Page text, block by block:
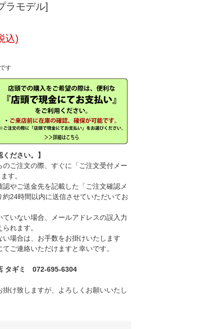
ラモデル]
込)
す
ださい。】
ご注文の際、すぐに「ご注文受付メー
す。
やご送金先を記載した「ご注文確認メ
約24時間以内に送信させていただいてお
いない場合、メールアドレスの誤入力
れます。
場合は、お手数をお掛けいたします
ご連絡いただけますと幸いです。
タギミ 072-695-6304
掛け致しますが、よろしくお願いいたし